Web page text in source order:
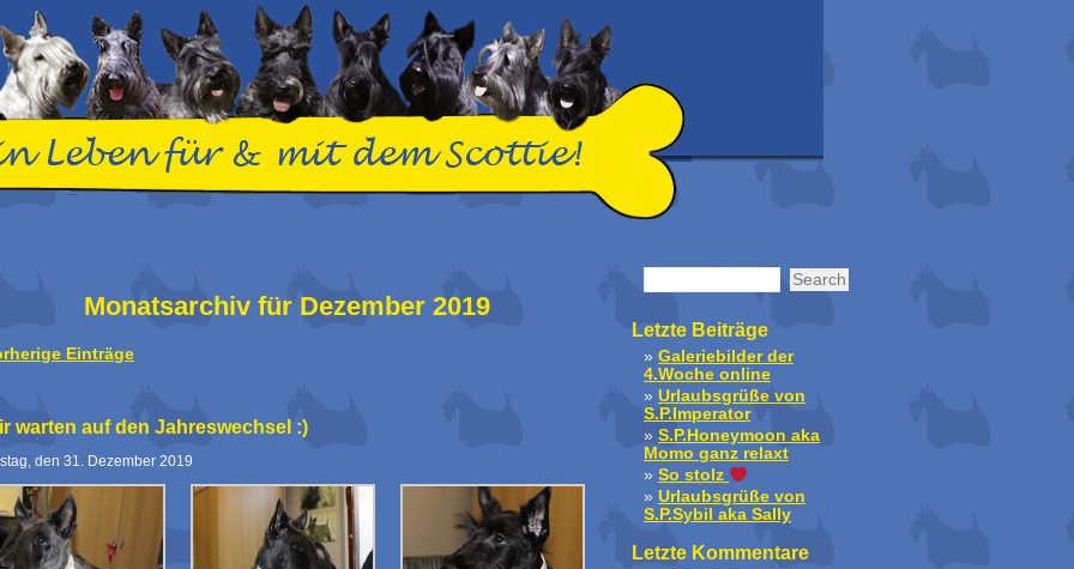
Monatsarchiv für Dezember 2019
Einträge
warten auf den Jahreswechsel :)
den 31. Dezember 2019
Letzte Beiträge
Galeriebilder der
4.Woche online
Urlaubsgrüße von
S.P.Imperator
S.P.Honeymoon aka
Momo ganz relaxt
So stolz
Urlaubsgrüße von
S.P.Sybil aka Sally
Letzte Kommentare